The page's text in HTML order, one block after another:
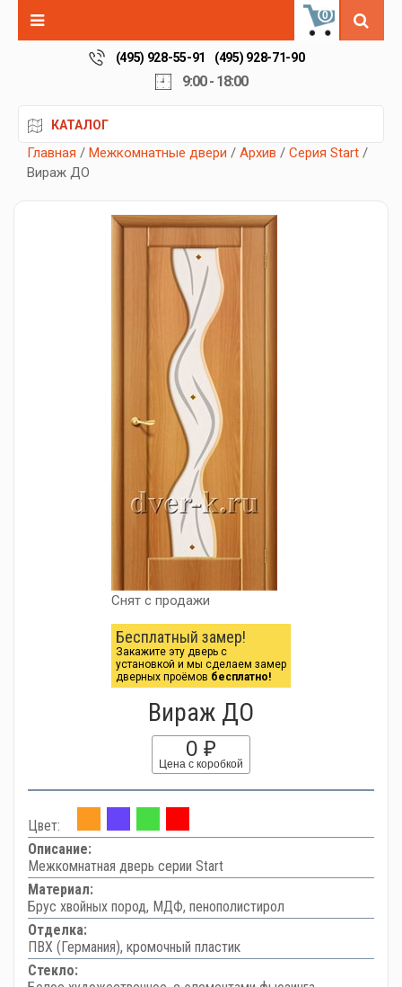
0
(495) 928-55-91 (495) 928-71-90
9:00 - 18:00
КАТАЛОГ
Главная / Межкомнатные двери / Архив / Серия Start /
Вираж ДО
Снят с продажи
Бесплатный замер!
Закажите эту дверь с
установкой и мы сделаем замер
дверных проёмов бесплатно!
Вираж ДО
0 ₽
Цена с коробкой
Цвет:
Описание:
Межкомнатная дверь серии Start
Материал:
Брус хвойных пород, МДФ, пенополистирол
Отделка:
ПВХ (Германия), кромочный пластик
Стекло: